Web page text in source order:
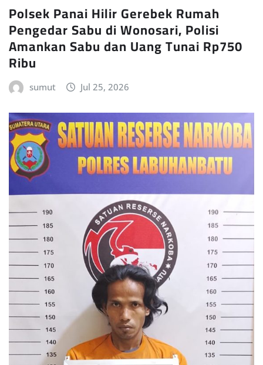
Polsek Panai Hilir Gerebek Rumah
Pengedar Sabu di Wonosari, Polisi
Amankan Sabu dan Uang Tunai Rp750
Ribu
sumut Jul 25, 2026